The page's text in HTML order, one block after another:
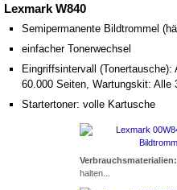
Lexmark W840
Semipermanente Bildtrommel
einfacher Tonerwechsel
Eingriffsintervall
60.000 Seiten, Wartungskit: Alle
Startertoner: volle Kartusche
Verbrauchsmaterialien:
halten...